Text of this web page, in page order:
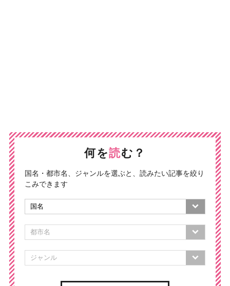
何を読む？
国名・都市名、ジャンルを選ぶと、読みたい記事を絞り
こみできます